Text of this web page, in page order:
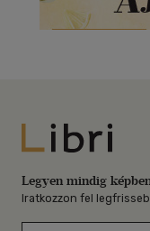
Libri
Legyen mindig
Iratkozzon fel